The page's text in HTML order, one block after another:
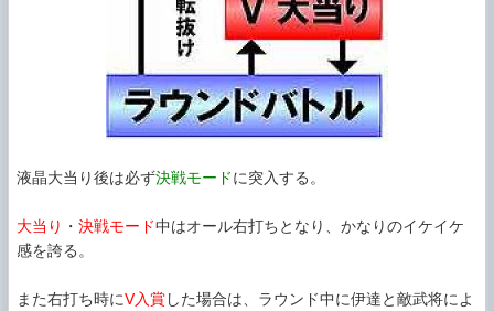
液晶大当り後は必ず決戦モードに突入する。
大当り ・ 決戦モード中はオール右打ちとなり、かなりのイケイケ
感を誇る。
また右打ち時にV入賞した場合は、ラウンド中に伊達と敵武将によ